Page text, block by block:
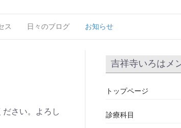
ス 日々のブログ お知らせ
さい。よろし
吉祥寺いろはメ
トップページ
診療科目